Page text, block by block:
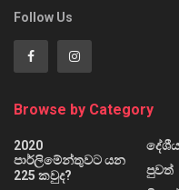
Follow Us
Browse by Category
2020
පාර්ලිමේන්තුවට යන
225 කවුද?
දේශීය
පුවත්